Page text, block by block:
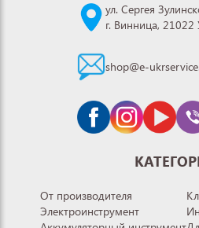
ул. Сергея
г. Винница, 21022
shop@e-
От производителя
Электроинструмент